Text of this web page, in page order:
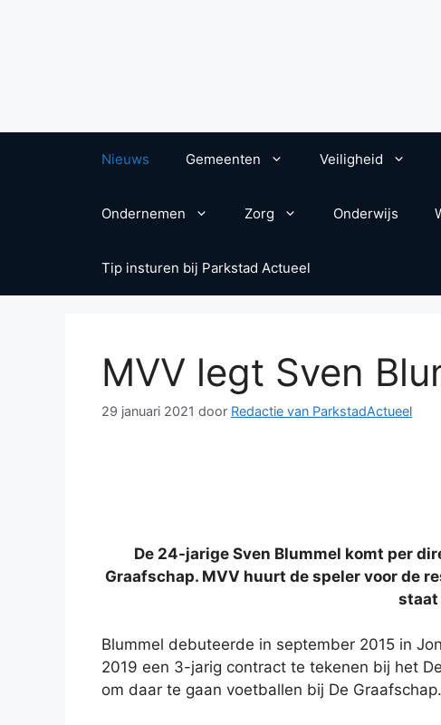
Nieuws Gemeenten Veiligheid
Ondernemen Zorg Onderwijs
Tip insturen bij Parkstad Actueel
MVV legt Sven
29 januari 2021 door Redactie van ParkstadActueel
De 24-jarige Sven Blummel komt per
Graafschap. MVV huurt de speler voor de
staat
Blummel debuteerde in september 2015 in
2019 een 3-jarig contract te tekenen bij het
om daar te gaan voetballen bij De